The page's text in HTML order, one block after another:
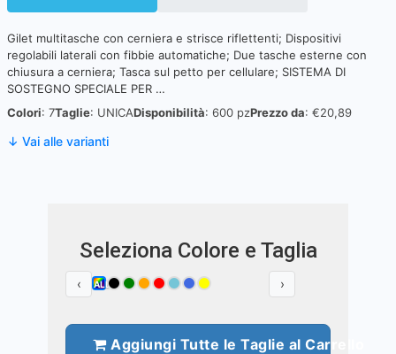
Gilet multitasche con cerniera e strisce riflettenti; Dispositivi
regolabili laterali con fibbie automatiche; Due tasche esterne con
chiusura a cerniera; Tasca sul petto per cellulare; SISTEMA DI
SOSTEGNO SPECIALE PER …
Colori: 7Taglie: UNICADisponibilità: 600 pzPrezzo da: €20,89
↓ Vai alle varianti
Seleziona Colore e Taglia
‹ ALL ›
Aggiungi Tutte le Taglie al Carrello